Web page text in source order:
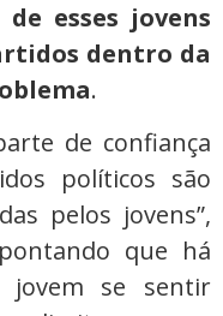
esses jovens
dentro da
.
de confiança
políticos são
pelos jovens”,
que há
se sentir